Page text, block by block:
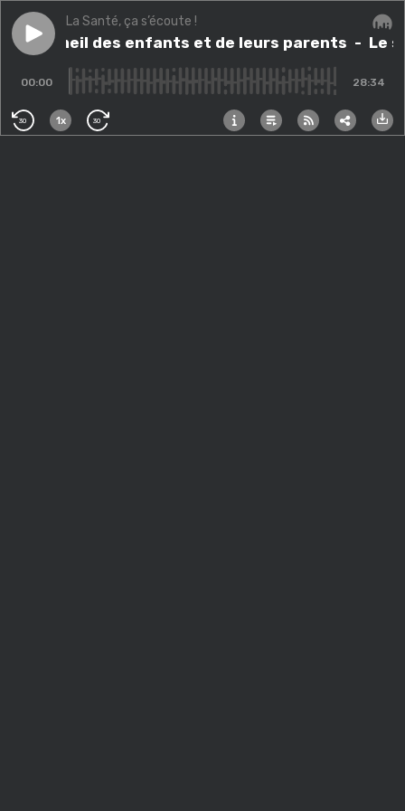
Play episodeLe sommeil des enfants et de leurs parents
La Santé, ça s’écoute !
Le sommeil des enfants et de leurs parents - Le
00:00 28:34
30 1x 30